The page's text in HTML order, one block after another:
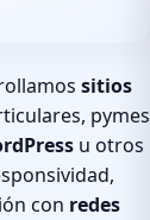
sitios
pymes
u otros
con redes